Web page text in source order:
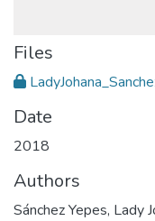
Files
Date
2018
Authors
Sánchez Yepes, Lady